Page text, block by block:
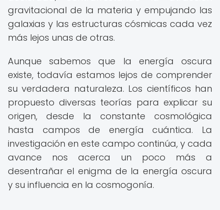
gravitacional de la materia y empujando las
galaxias y las estructuras cósmicas cada vez
más lejos unas de otras.
Aunque sabemos que la energía oscura
existe, todavía estamos lejos de comprender
su verdadera naturaleza. Los científicos han
propuesto diversas teorías para explicar su
origen, desde la constante cosmológica
hasta campos de energía cuántica. La
investigación en este campo continúa, y cada
avance nos acerca un poco más a
desentrañar el enigma de la energía oscura
y su influencia en la cosmogonía.